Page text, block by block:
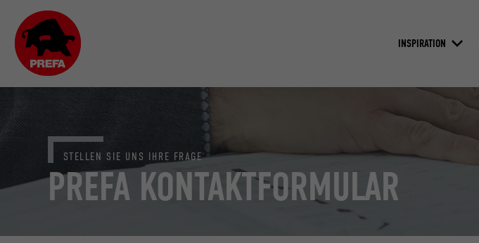
INSPIRATION
PREFA KONTAKTFORMULAR
STELLEN SIE UNS IHRE FRAGE